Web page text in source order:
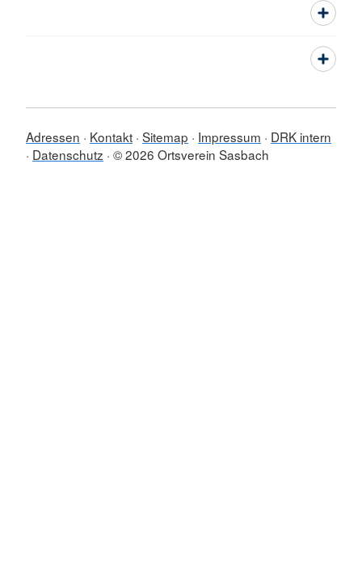
Adressen Kontakt Sitemap Impressum
DRK intern
Datenschutz © 2026 Ortsverein Sasbach